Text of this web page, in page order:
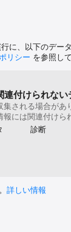
コンポーネントを
ません。
に、以下のデー
リシー を参照し
連付けられない
される場合があ
報には関連付けら
診断
詳しい情報